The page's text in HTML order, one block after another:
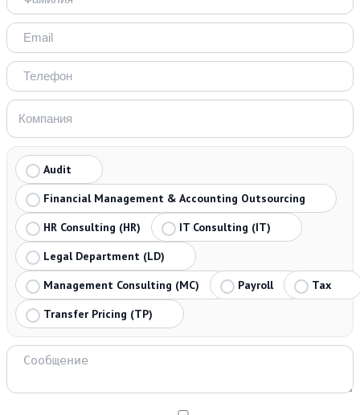
Audit
Financial Management & Accounting Outsourcing
HR Consulting (HR)
IT Consulting (IT)
Legal Department (LD)
Management Consulting (MC)
Payroll
Tax
Transfer Pricing (TP)